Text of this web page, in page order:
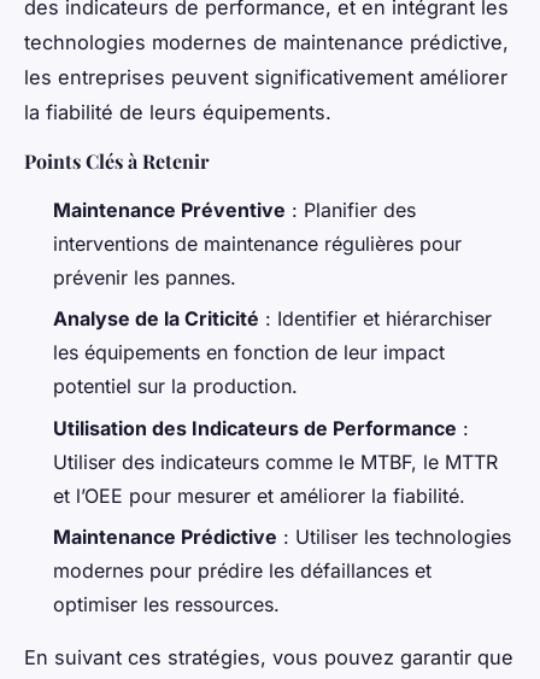
des indicateurs de performance, et en intégrant les
technologies modernes de maintenance prédictive,
les entreprises peuvent significativement améliorer
la fiabilité de leurs équipements.
Points Clés à Retenir
Maintenance Préventive : Planifier des
interventions de maintenance régulières pour
prévenir les pannes.
Analyse de la Criticité : Identifier et hiérarchiser
les équipements en fonction de leur impact
potentiel sur la production.
Utilisation des Indicateurs de Performance :
Utiliser des indicateurs comme le MTBF, le MTTR
et l’OEE pour mesurer et améliorer la fiabilité.
Maintenance Prédictive : Utiliser les technologies
modernes pour prédire les défaillances et
optimiser les ressources.
En suivant ces stratégies, vous pouvez garantir que